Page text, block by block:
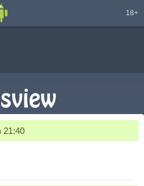
18+
21:40